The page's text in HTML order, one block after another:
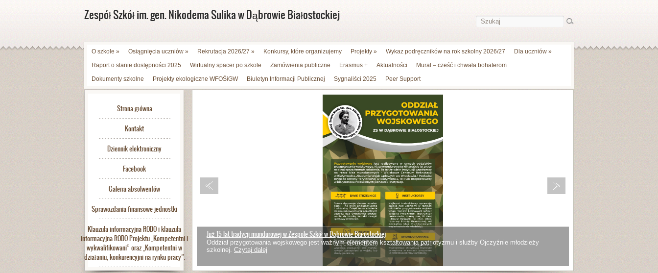
Zespół Szkół im. gen. Nikodema Sulika w Dąbrowie Białostockiej
O szkole » Osiągnięcia uczniów » Rekrutacja 2026/27 » Konkursy, które organizujemy Projekty » Wykaz podręczników na rok szkolny 2026/27 Dla uczniów »
Raport o stanie dostępności 2025
Wirtualny spacer po szkole Zamówienia publiczne Erasmus + Aktualności
Mural – cześć i chwała bohaterom
Dokumenty szkolne
Projekty ekologiczne WFOŚiGW Biuletyn Informacji Publicznej Sygnaliści 2025 Peer Support
Strona główna
Kontakt
Dziennik elektroniczny
Facebook
Galeria absolwentów
Sprawozdania finansowe jednostki
Klauzula informacyjna RODO i klauzula
informacyjna RODO Projektu „Kompetentni i
wykwalifikowani” oraz „Kompetentni w
działaniu, konkurencyjni na rynku pracy”.
Już 15 lat tradycji mundurowej w Zespole Szkół w Dąbrowie Białostockiej
Oddział przygotowania wojskowego jest ważnym elementem kształtowania patriotyzmu i służby Ojczyźnie młodzieży
szkolnej. Czytaj dalej